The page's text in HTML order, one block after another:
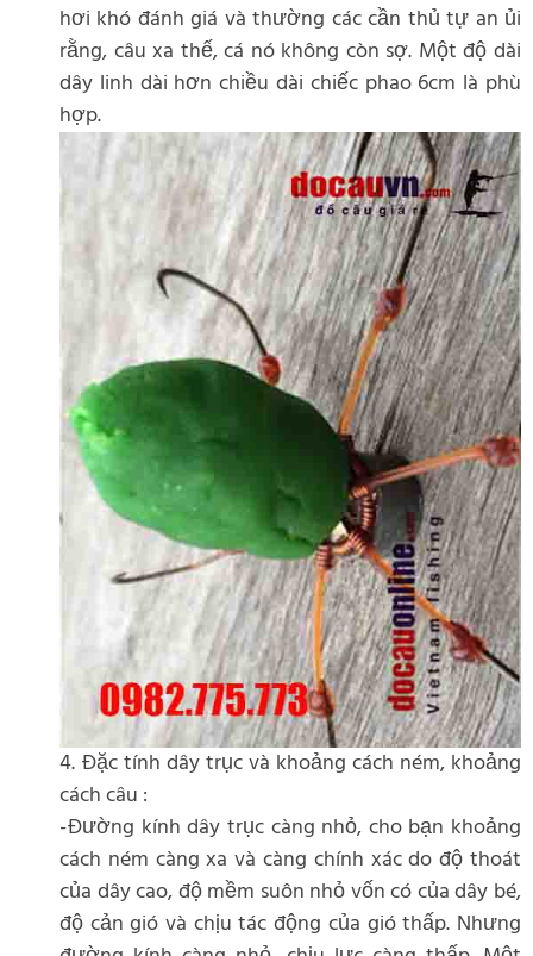
hơi khó đánh giá và thường các cần thủ tự an ủi
rằng, câu xa thế, cá nó không còn sợ. Một độ dài
dây linh dài hơn chiều dài chiếc phao 6cm là phù
hợp.
4. Đặc tính dây trục và khoảng cách ném, khoảng
cách câu :
-Đường kính dây trục càng nhỏ, cho bạn khoảng
cách ném càng xa và càng chính xác do độ thoát
của dây cao, độ mềm suôn nhỏ vốn có của dây bé,
độ cản gió và chịu tác động của gió thấp. Nhưng